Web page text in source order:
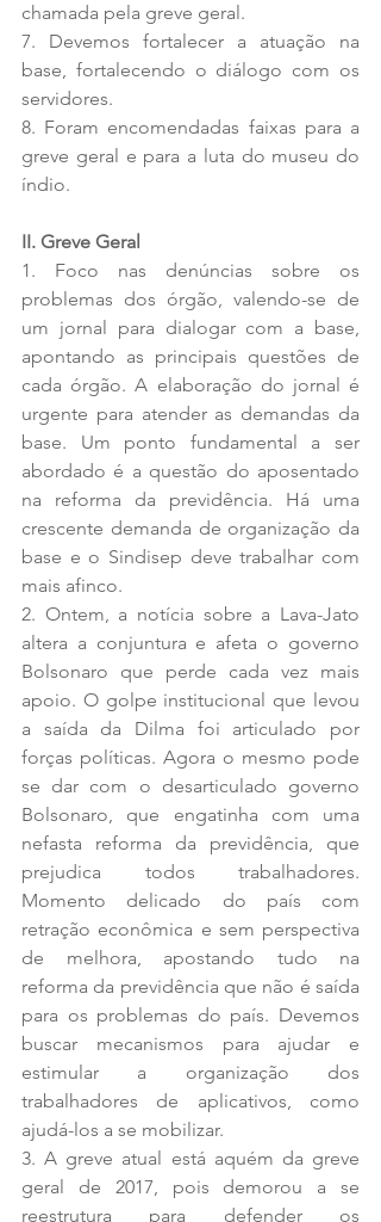
chamada pela greve geral.
7. Devemos fortalecer a atuação na
base, fortalecendo o diálogo com os
servidores.
8. Foram encomendadas faixas para a
greve geral e para a luta do museu do
índio.
II. Greve Geral
1. Foco nas denúncias sobre os
problemas dos órgão, valendo-se de
um jornal para dialogar com a base,
apontando as principais questões de
cada órgão. A elaboração do jornal é
urgente para atender as demandas da
base. Um ponto fundamental a ser
abordado é a questão do aposentado
na reforma da previdência. Há uma
crescente demanda de organização da
base e o Sindisep deve trabalhar com
mais afinco.
2. Ontem, a notícia sobre a Lava-Jato
altera a conjuntura e afeta o governo
Bolsonaro que perde cada vez mais
apoio. O golpe institucional que levou
a saída da Dilma foi articulado por
forças políticas. Agora o mesmo pode
se dar com o desarticulado governo
Bolsonaro, que engatinha com uma
nefasta reforma da previdência, que
prejudica todos trabalhadores.
Momento delicado do país com
retração econômica e sem perspectiva
de melhora, apostando tudo na
reforma da previdência que não é saída
para os problemas do país. Devemos
buscar mecanismos para ajudar e
estimular a organização dos
trabalhadores de aplicativos, como
ajudá-los a se mobilizar.
3. A greve atual está aquém da greve
geral de 2017, pois demorou a se
reestrutura para defender os